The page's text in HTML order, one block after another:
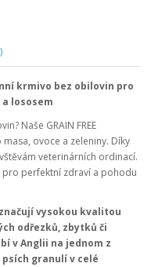
krmivo bez obilovin pro
lososem
Naše GRAIN FREE
ovoce a zeleniny. Díky
veterinárních ordinací.
pro perfektní zdraví a pohodu
vysokou kvalitou
odřezků, zbytků či
v Anglii na jednom z
granulí v celé